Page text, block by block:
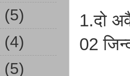
1.दो
02
(5)
(4)
(5)